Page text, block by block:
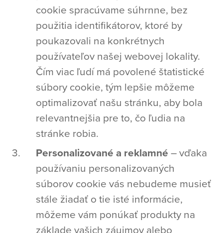
cookie spracúvame súhrnne, bez
použitia identifikátorov, ktoré by
poukazovali na konkrétnych
používateľov našej webovej lokality.
Čím viac ľudí má povolené štatistické
súbory cookie, tým lepšie môžeme
optimalizovať našu stránku, aby bola
relevantnejšia pre to, čo ľudia na
stránke robia.
Personalizované a reklamné – vďaka
používaniu personalizovaných
súborov cookie vás nebudeme musieť
stále žiadať o tie isté informácie,
môžeme vám ponúkať produkty na
základe vašich záujmov alebo